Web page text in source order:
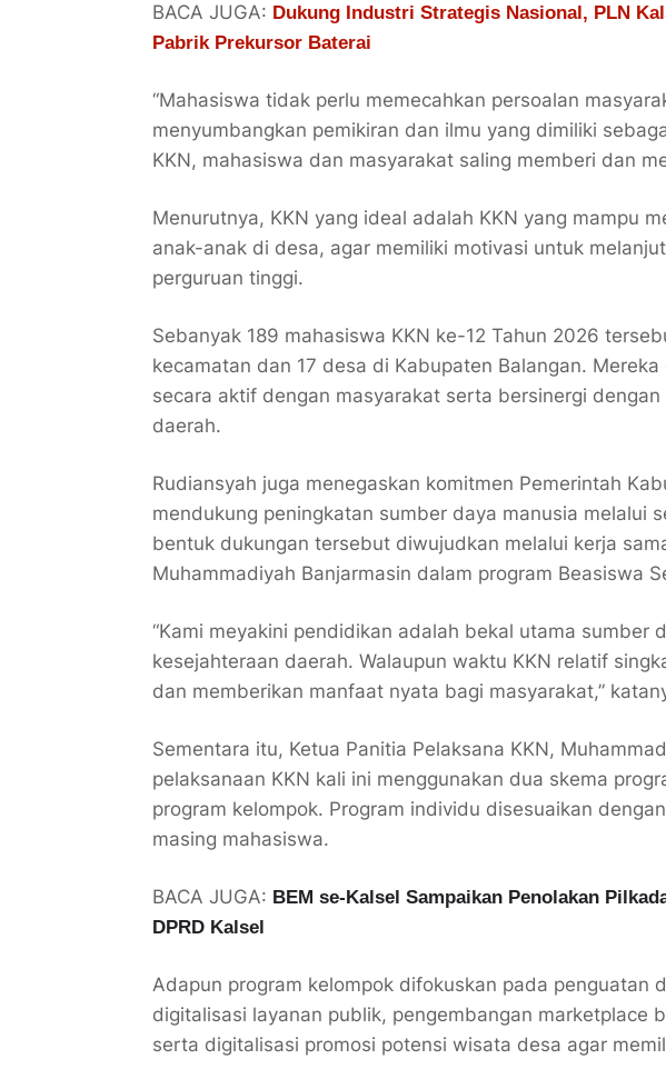
BACA JUGA: Dukung Industri Strategis Nasional, PLN
Pabrik Prekursor Baterai
“Mahasiswa tidak perlu memecahkan persoalan
menyumbangkan pemikiran dan ilmu yang dimiliki
KKN, mahasiswa dan masyarakat saling memberi dan
Menurutnya, KKN yang ideal adalah KKN yang mampu
anak-anak di desa, agar memiliki motivasi untuk
perguruan tinggi.
Sebanyak 189 mahasiswa KKN ke-12 Tahun 2026
kecamatan dan 17 desa di Kabupaten Balangan.
secara aktif dengan masyarakat serta bersinergi
daerah.
Rudiansyah juga menegaskan komitmen Pemerintah
mendukung peningkatan sumber daya manusia melalui
bentuk dukungan tersebut diwujudkan melalui kerja
Muhammadiyah Banjarmasin dalam program Beasiswa
“Kami meyakini pendidikan adalah bekal utama sumber
kesejahteraan daerah. Walaupun waktu KKN relatif
dan memberikan manfaat nyata bagi masyarakat,”
Sementara itu, Ketua Panitia Pelaksana KKN,
pelaksanaan KKN kali ini menggunakan dua skema
program kelompok. Program individu disesuaikan
masing mahasiswa.
BACA JUGA: BEM se-Kalsel Sampaikan Penolakan
DPRD Kalsel
Adapun program kelompok difokuskan pada penguatan
digitalisasi layanan publik, pengembangan marketplace
serta digitalisasi promosi potensi wisata desa agar